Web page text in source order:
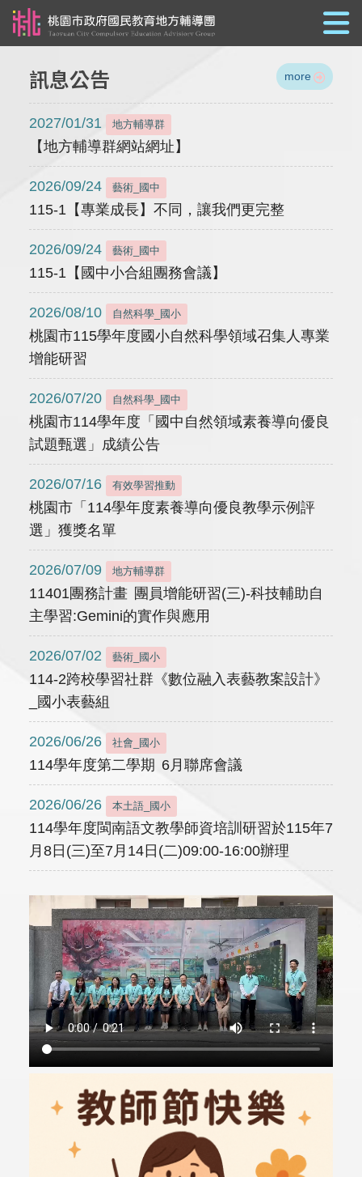
訊息公告 more
2027/01/31 地方輔導群
【地方輔導群網站網址】
2026/09/24 藝術_國中
115-1【專業成長】不同，讓我們更完整
2026/09/24 藝術_國中
115-1【國中小合組團務會議】
2026/08/10 自然科學_國小
桃園市115學年度國小自然科學領域召集人專業
增能研習
2026/07/20 自然科學_國中
桃園市114學年度「國中自然領域素養導向優良
試題甄選」成績公告
2026/07/16 有效學習推動
桃園市「114學年度素養導向優良教學示例評
選」獲獎名單
2026/07/09 地方輔導群
11401團務計畫 團員增能研習(三)-科技輔助自
主學習:Gemini的實作與應用
2026/07/02 藝術_國小
114-2跨校學習社群《數位融入表藝教案設計》
_國小表藝組
2026/06/26 社會_國小
114學年度第二學期 6月聯席會議
2026/06/26 本土語_國小
114學年度閩南語文教學師資培訓研習於115年7
月8日(三)至7月14日(二)09:00-16:00辦理